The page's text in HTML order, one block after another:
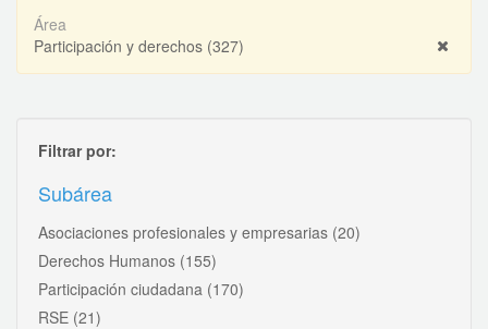
Área
Participación y derechos (327)
Filtrar por:
Subárea
Asociaciones profesionales y empresarias (20)
Derechos Humanos (155)
Participación ciudadana (170)
RSE (21)